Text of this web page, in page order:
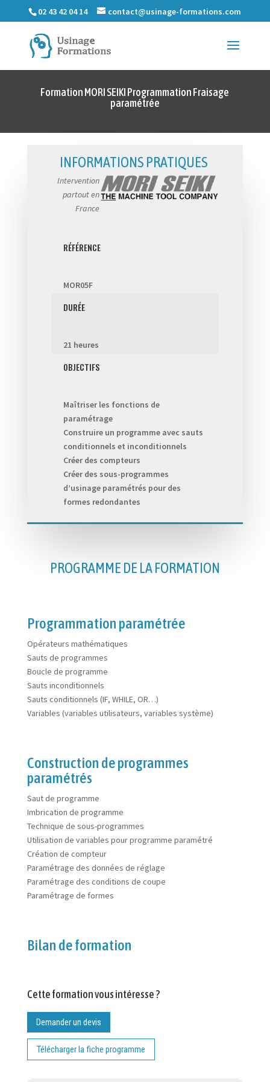
02 43 42 04 14 contact@usinage-formations.com
Formation MORI SEIKI Programmation Fraisage
paramétrée
INFORMATIONS PRATIQUES
Intervention
partout en
France
RÉFÉRENCE
MOR05F
DURÉE
21 heures
OBJECTIFS
Maîtriser les fonctions de
paramétrage
Construire un programme avec sauts
conditionnels et inconditionnels
Créer des compteurs
Créer des sous-programmes
d’usinage paramétrés pour des
formes redondantes
PROGRAMME DE LA FORMATION
Programmation paramétrée
Opérateurs mathématiques
Sauts de programmes
Boucle de programme
Sauts inconditionnels
Sauts conditionnels (IF, WHILE, OR…)
Variables (variables utilisateurs, variables système)
Construction de programmes
paramétrés
Saut de programme
Imbrication de programme
Technique de sous-programmes
Utilisation de variables pour programme paramétré
Création de compteur
Paramétrage des données de réglage
Paramétrage des conditions de coupe
Paramétrage de formes
Bilan de formation
Cette formation vous intéresse ?
Demander un devis
Télécharger la fiche programme